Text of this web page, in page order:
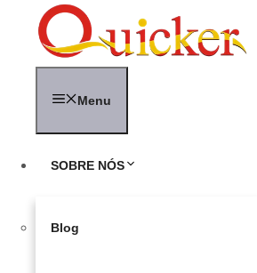
conteúdo
Menu
SOBRE NÓS
Blog